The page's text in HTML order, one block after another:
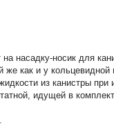
насадку-носик для
же как и у кольцевидной
из канистры при
идущей в